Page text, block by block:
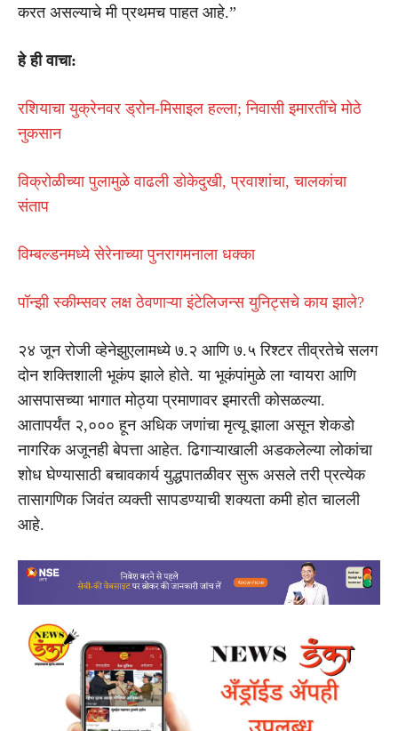
करत असल्याचे मी प्रथमच पाहत आहे.”
हे ही वाचा:
रशियाचा युक्रेनवर ड्रोन-मिसाइल हल्ला; निवासी इमारतींचे मोठे
नुकसान
विक्रोळीच्या पुलामुळे वाढली डोकेदुखी, प्रवाशांचा, चालकांचा
संताप
विम्बल्डनमध्ये सेरेनाच्या पुनरागमनाला धक्का
पॉन्झी स्कीम्सवर लक्ष ठेवणाऱ्या इंटेलिजन्स युनिट्सचे काय झाले?
२४ जून रोजी व्हेनेझुएलामध्ये ७.२ आणि ७.५ रिश्टर तीव्रतेचे सलग
दोन शक्तिशाली भूकंप झाले होते. या भूकंपांमुळे ला ग्वायरा आणि
आसपासच्या भागात मोठ्या प्रमाणावर इमारती कोसळल्या.
आतापर्यंत २,००० हून अधिक जणांचा मृत्यू झाला असून शेकडो
नागरिक अजूनही बेपत्ता आहेत. ढिगाऱ्याखाली अडकलेल्या लोकांचा
शोध घेण्यासाठी बचावकार्य युद्धपातळीवर सुरू असले तरी प्रत्येक
तासागणिक जिवंत व्यक्ती सापडण्याची शक्यता कमी होत चालली
आहे.